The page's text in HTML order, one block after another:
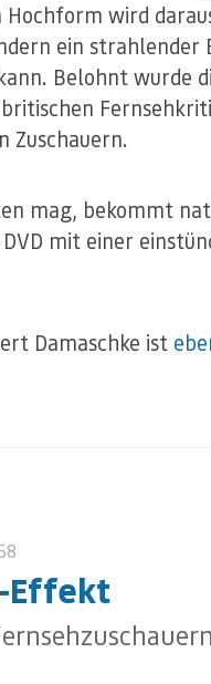
Hochform wird
ein strahlender
Belohnt wurde
Zuschauern.
mag, bekommt
mit einer
Damaschke ist
Effekt